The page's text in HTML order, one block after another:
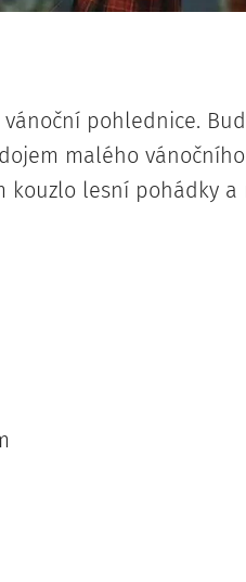
pohlednice.
malého
lesní pohádky